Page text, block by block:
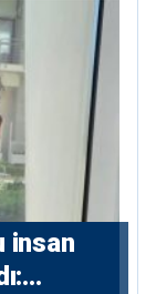
emri
insan